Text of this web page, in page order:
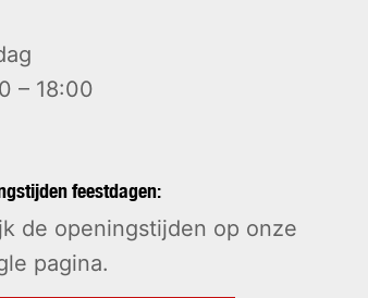
– 18:00
feestdagen:
de openingstijden op onze
pagina.